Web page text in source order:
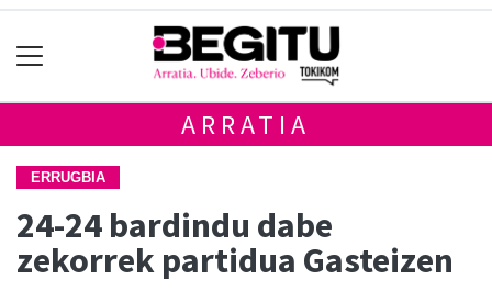
ARRATIA
ERRUGBIA
24-24 bardindu dabe
zekorrek partidua Gasteizen